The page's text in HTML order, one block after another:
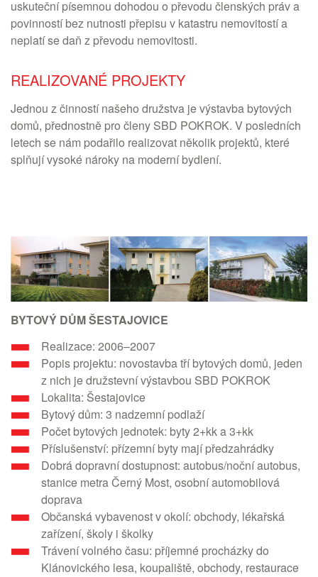
uskuteční písemnou dohodou o převodu členských práv a
povinností bez nutnosti přepisu v katastru nemovitostí a
neplatí se daň z převodu nemovitosti.
REALIZOVANÉ PROJEKTY
Jednou z činností našeho družstva je výstavba bytových
domů, přednostně pro členy SBD POKROK. V posledních
letech se nám podařilo realizovat několik projektů, které
splňují vysoké nároky na moderní bydlení.
BYTOVÝ DŮM ŠESTAJOVICE
Realizace: 2006–2007
Popis projektu: novostavba tří bytových domů, jeden
z nich je družstevní výstavbou SBD POKROK
Lokalita: Šestajovice
Bytový dům: 3 nadzemní podlaží
Počet bytových jednotek: byty 2+kk a 3+kk
Příslušenství: přízemní byty mají předzahrádky
Dobrá dopravní dostupnost: autobus/noční autobus,
stanice metra Černý Most, osobní automobilová
doprava
Občanská vybavenost v okolí: obchody, lékařská
zařízení, školy i školky
Trávení volného času: příjemné procházky do
Klánovického lesa, koupaliště, obchody, restaurace